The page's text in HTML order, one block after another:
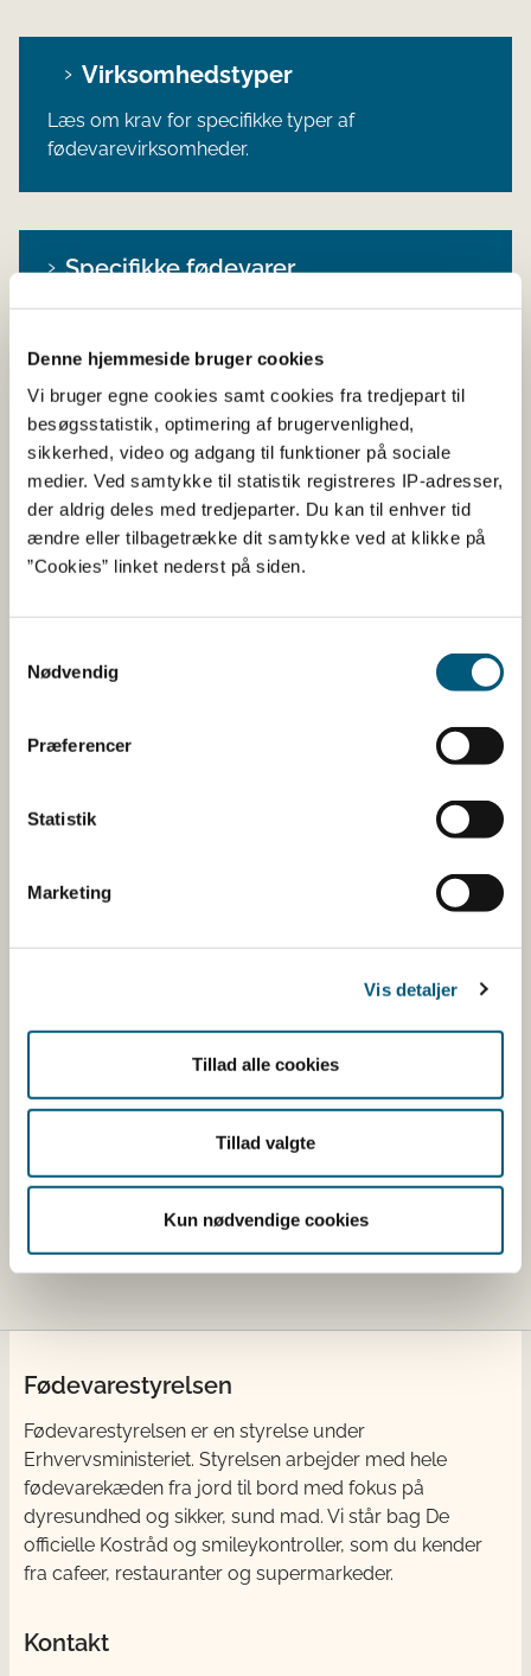
Denne hjemmeside bruger cookies
Vi bruger egne cookies samt cookies fra tredjepart til
besøgsstatistik, optimering af brugervenlighed,
sikkerhed, video og adgang til funktioner på sociale
medier. Ved samtykke til statistik registreres IP-adresser,
der aldrig deles med tredjeparter. Du kan til enhver tid
ændre eller tilbagetrække dit samtykke ved at klikke på
”Cookies” linket nederst på siden.
Nødvendig
Præferencer
Statistik
Marketing
Vis detaljer
Tillad alle cookies
Tillad valgte
Kun nødvendige cookies
Virksomhedstyper
Læs om krav for specifikke typer af
fødevarevirksomheder.
Specifikke fødevarer
Læs om krav for specifikke fødevarer.
Startpakken for nye
fødevarevirksomheder
Få et overblik inden du starter
fødevarevirksomhed.
Tag guiden om opstart af
Skal du registrere ændringer i din
fødevarevirksomheder
Fødevarestyrelsen
Fødevarestyrelsen er en styrelse under
Erhvervsministeriet. Styrelsen arbejder med hele
fødevarekæden fra jord til bord med fokus på
dyresundhed og sikker, sund mad. Vi står bag De
officielle Kostråd og smileykontroller, som du kender
fra cafeer, restauranter og supermarkeder.
Kontakt